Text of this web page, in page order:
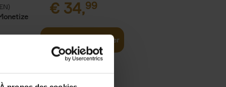
€ 34,99
Ajouter au panier